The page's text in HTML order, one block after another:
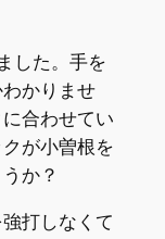
した。手を
かりませ
合わせてい
が小曽根を
か？
打しなくて